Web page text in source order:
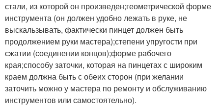
стали, из которой он произведен;геометрической форме
инструмента (он должен удобно лежать в руке, не
выскальзывать, фактически пинцет должен быть
продолжением руки мастера);степени упругости при
сжатии (соединении концов);форме рабочего
края;способу заточки, которая на пинцетах с широким
краем должна быть с обеих сторон (при желании
заточить можно у мастера по ремонту и обслуживанию
инструментов или самостоятельно).